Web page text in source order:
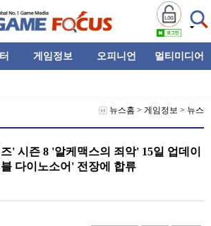
게임정보 오피니언 멀티미디어
뉴스홈 > 게임정보 > 뉴스
' 시즌 8 '알케맥스의 죄악' 15일 업데이
다이노소어' 전장에 합류